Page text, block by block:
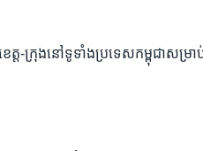
េត្ត-ក្រុង​នៅ​ទូទាំង​ប្រទេស​កម្ពុជា​សម្រ